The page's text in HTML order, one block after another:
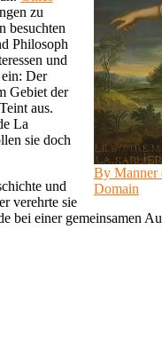
By Manner
Domain
zu
besuchten
Philosoph
und
Der
Gebiet der
aus.
La
sie doch
und
verehrte sie
bei einer gemeinsamen